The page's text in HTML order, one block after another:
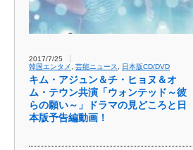
2017/7/25
韓国エンタメ
芸能ニュース 日本版CD/DVD
キム・アジュン＆チ・ヒョヌ＆オ
ム・テウン共演「ウォンテッド～彼
らの願い～」ドラマの見どころと日
本版予告編動画！